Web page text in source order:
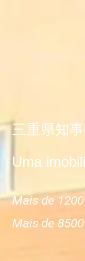
三重県知
Uma
Mais de
Mais de